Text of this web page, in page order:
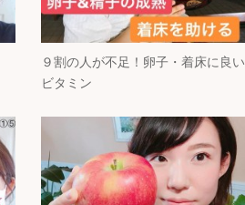
９割の人が不足！卵子・着床に良い
ビタミン